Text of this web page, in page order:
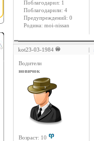
Поблагодарил: 1
Поблагодарили: 4
Предупреждений: 0
Родина: moi-nissan
kot23-03-1984 |
Водители
новичок
Возраст: 10